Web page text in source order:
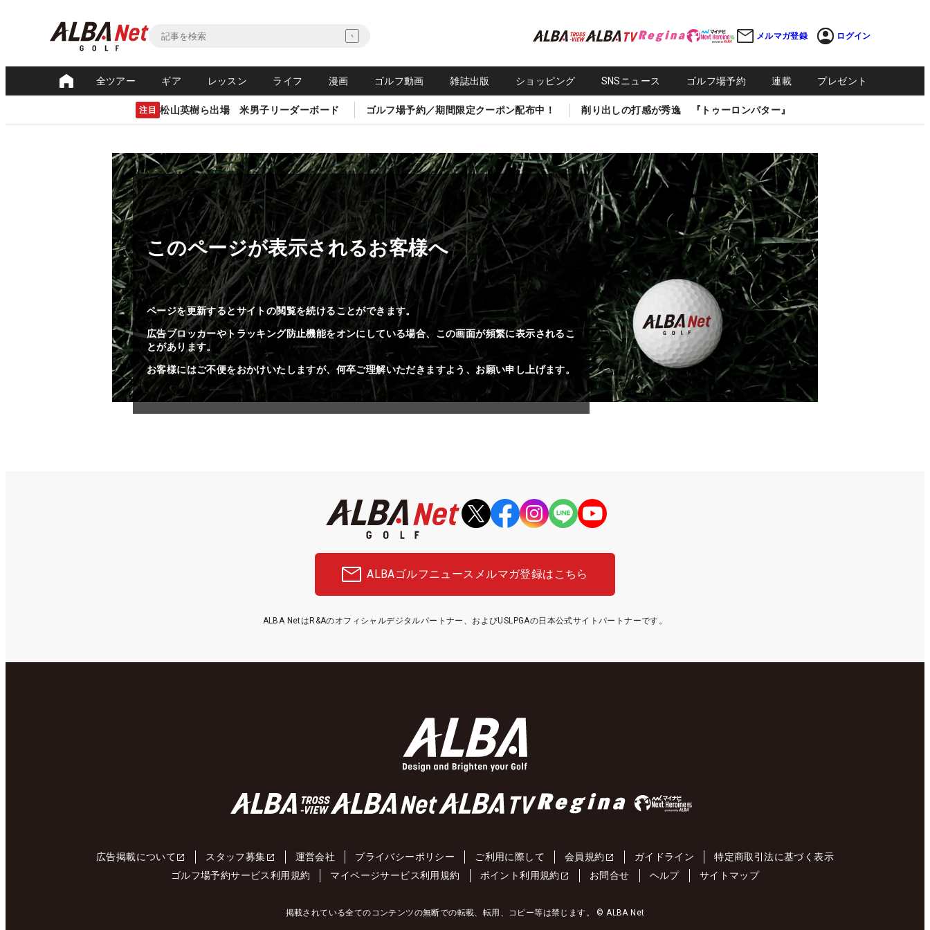
メルマガ登録 ログイン
全ツアー ギア レッスン ライフ 漫画 ゴルフ動画 雑誌出版 ショッピング SNSニュース ゴルフ場予約 連載 プレゼント
注目 松山英樹ら出場 米男子リーダーボード ゴルフ場予約／期間限定クーポン配布中！ 削り出しの打感が秀逸 『トゥーロンパター』
このページが表示されるお客様へ
ページを更新するとサイトの閲覧を続けることができます。
広告ブロッカーやトラッキング防止機能をオンにしている場合、この画面が頻繁に表示されるこ
とがあります。
お客様にはご不便をおかけいたしますが、何卒ご理解いただきますよう、お願い申し上げます。
ALBAゴルフニュース メルマガ登録はこちら
ALBA NetはR&Aのオフィシャルデジタルパートナー、およびUSLPGAの日本公式サイトパートナーです。
広告掲載について スタッフ募集 運営会社 プライバシーポリシー ご利用に際して 会員規約 ガイドライン
特定商取引法に基づく表示
ゴルフ場予約サービス利用規約
マイページサービス利用規約 ポイント利用規約 お問合せ ヘルプ サイトマップ
掲載されている全てのコンテンツの無断での転載、転用、コピー等は禁じます。 © ALBA Net